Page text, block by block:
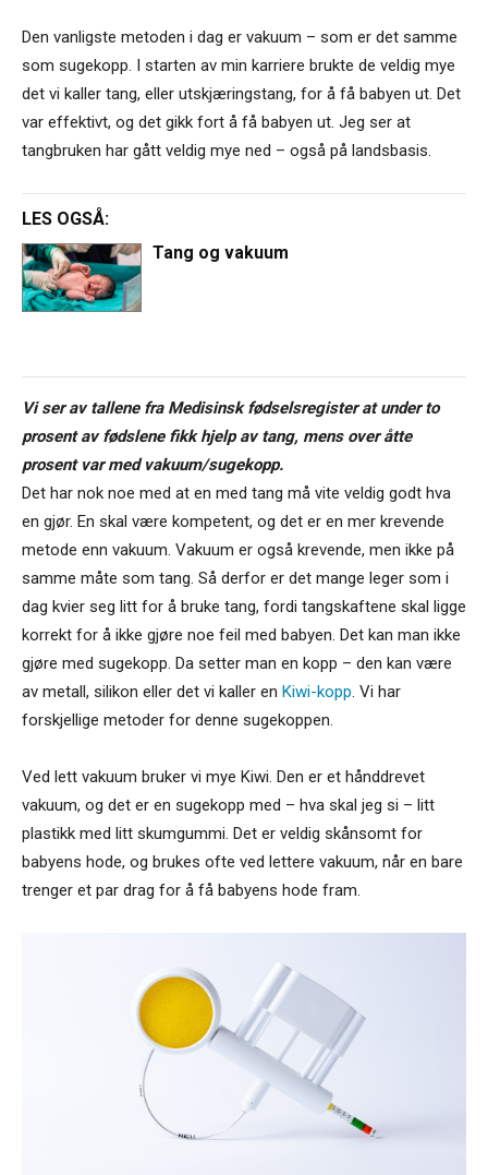
Den vanligste metoden i dag er vakuum – som er det samme
som sugekopp. I starten av min karriere brukte de veldig mye
det vi kaller tang, eller utskjæringstang, for å få babyen ut. Det
var effektivt, og det gikk fort å få babyen ut. Jeg ser at
tangbruken har gått veldig mye ned – også på landsbasis.
LES OGSÅ:
Tang og vakuum
Vi ser av tallene fra Medisinsk fødselsregister at under to
prosent av fødslene fikk hjelp av tang, mens over åtte
prosent var med vakuum/sugekopp.
Det har nok noe med at en med tang må vite veldig godt hva
en gjør. En skal være kompetent, og det er en mer krevende
metode enn vakuum. Vakuum er også krevende, men ikke på
samme måte som tang. Så derfor er det mange leger som i
dag kvier seg litt for å bruke tang, fordi tangskaftene skal ligge
korrekt for å ikke gjøre noe feil med babyen. Det kan man ikke
gjøre med sugekopp. Da setter man en kopp – den kan være
av metall, silikon eller det vi kaller en Kiwi-kopp . Vi har
forskjellige metoder for denne sugekoppen.
Ved lett vakuum bruker vi mye Kiwi. Den er et hånddrevet
vakuum, og det er en sugekopp med – hva skal jeg si – litt
plastikk med litt skumgummi. Det er veldig skånsomt for
babyens hode, og brukes ofte ved lettere vakuum, når en bare
trenger et par drag for å få babyens hode fram.